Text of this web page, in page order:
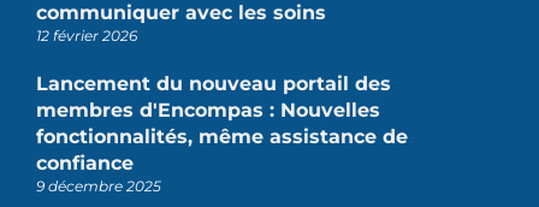
communiquer avec les soins
12 février 2026
Lancement du nouveau portail des
membres d'Encompas : Nouvelles
fonctionnalités, même assistance de
confiance
9 décembre 2025